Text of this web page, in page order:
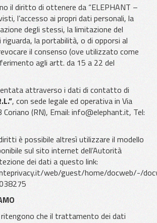
il diritto di ottenere da “ELEPHANT –
l’accesso ai propri dati personali, la
degli stessi, la limitazione del
la portabilità, o di opporsi al
il consenso (ove utilizzato come
agli artt. da 15 a 22 del
attraverso i dati di contatto di
, con sede legale ed operativa in Via
(RN), Email: info@elephant.it, Tel:
è possibile altresì utilizzare il modello
sul sito internet dell’Autorità
dei dati a questo link:
web/guest/home/docweb/-/
che il trattamento dei dati